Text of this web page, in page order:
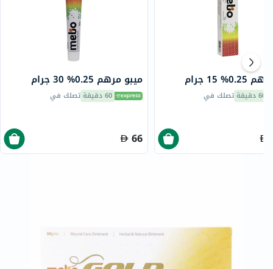
ميبو مرهم 0.25% 30 جرام
60 دقيقة تصلك في
66
15 جرام
60 دقيقة تصلك في